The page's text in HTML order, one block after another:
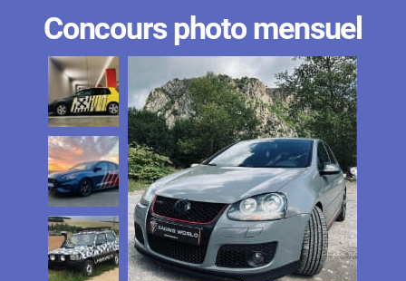
Concours photo mensuel